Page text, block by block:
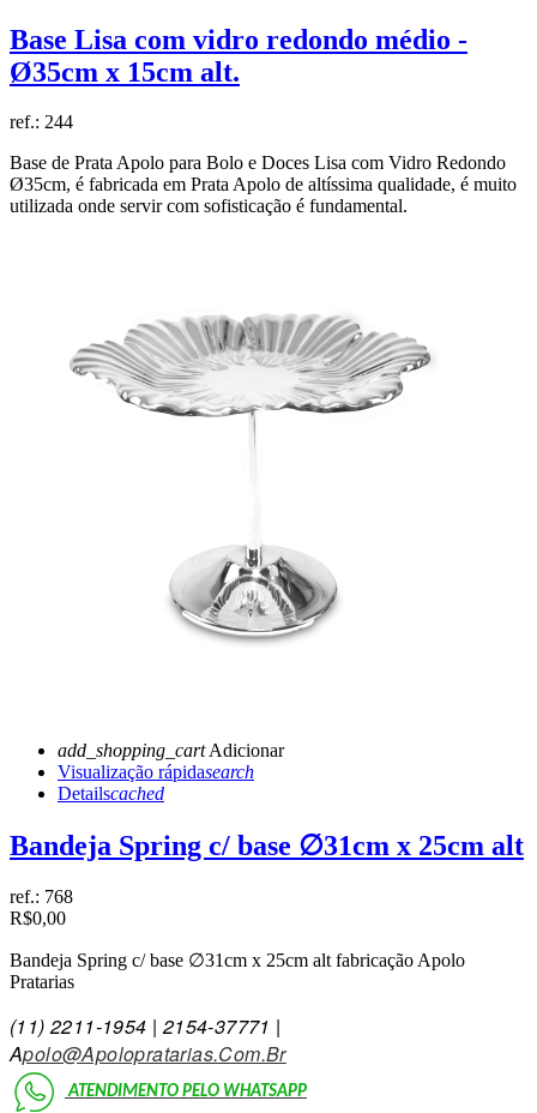
Base Lisa com vidro redondo médio -
Ø35cm x 15cm alt.
ref.: 244
Base de Prata Apolo para Bolo e Doces Lisa com Vidro Redondo
Ø35cm, é fabricada em Prata Apolo de altíssima qualidade, é muito
utilizada onde servir com sofisticação é fundamental.
add_shopping_cartAdicionar
Visualização rápidasearch
Detailscached
Bandeja Spring c/ base ∅31cm x 25cm alt
ref.: 768
R$0,00
Bandeja Spring c/ base ∅31cm x 25cm alt fabricação Apolo
Pratarias
(11)2211-1954 | 2154-37771 |
APolo@Apolopratarias.Com.Br
ATENDIMENTO PELO WHATSAPP